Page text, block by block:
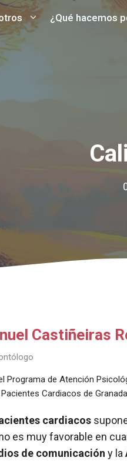
¿Qué hacemos
Castiñeiras
Programa de Atención
Cardiacos de
cardiacos
es muy favorable en
de comunicación y la